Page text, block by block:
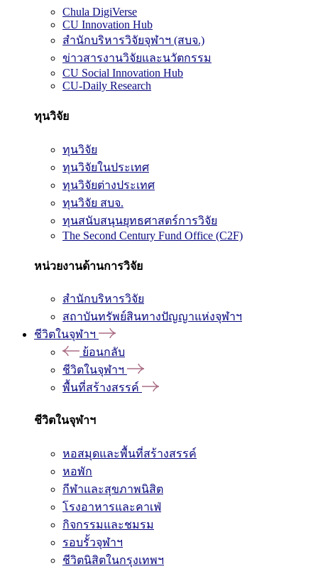
Chula DigiVerse
CU Innovation Hub
สำนักบริหารวิจัยจุฬาฯ (สบจ.)
ข่าวสารงานวิจัยและนวัตกรรม
CU Social Innovation Hub
CU-Daily Research
ทุนวิจัย
ทุนวิจัย
ทุนวิจัยในประเทศ
ทุนวิจัยต่างประเทศ
ทุนวิจัย สบจ.
ทุนสนับสนุนยุทธศาสตร์การวิจัย
The Second Century Fund Office (C2F)
หน่วยงานด้านการวิจัย
สำนักบริหารวิจัย
สถาบันทรัพย์สินทางปัญญาแห่งจุฬาฯ
ชีวิตในจุฬาฯ
ย้อนกลับ
ชีวิตในจุฬาฯ
พื้นที่สร้างสรรค์
ชีวิตในจุฬาฯ
หอสมุดและพื้นที่สร้างสรรค์
หอพัก
กีฬาและสุขภาพนิสิต
โรงอาหารและคาเฟ่
กิจกรรมและชมรม
รอบรั้วจุฬาฯ
ชีวิตนิสิตในกรุงเทพฯ